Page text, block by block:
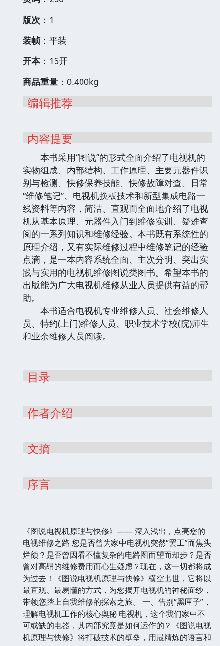
版次 ：1
装帧 ：平装
开本：16开
商品重量 ：0.400kg
编辑推荐
内容提要
本书采用“图说”的形式全面介绍了电视机的
实物组成、内部结构、工作原理、主要元器件识
别与检测、快修保养技能、快修故障对查、日常
“维修笔记”、电视机换板技术和新型集成电路一
线资料等内容，简洁、直观而全面地介绍了电视
机从基本原理、元器件入门到维修实训、疑难查
阅的一系列知识和维修经验。本书既有系统性的
原理介绍，又有实际维修过程中维修笔记的经验
点滴，是一本内容系统全面、主次分明、突出实
践与实用的电视机维修图说类图书。希望本书的
出版能为广大电视机维修从业人员提供有益的帮
助。
本书适合电视机专业维修人员、社会维修人
员、特约(上门)维修人员、职业技术学校(院)师生
和业余维修人员阅读。
目录
作者介绍
文摘
序言
《图说电视机原理与快修》—— 深入浅出，点亮您的
电视维修之路 您是否曾为家中电视机突然“罢工”而焦头
烂额？是否曾因看不懂复杂的电路图而望而却步？是否
曾对高昂的维修费用而心生疑虑？现在，这一切都将成
为过去！《图说电视机原理与快修》横空出世，它将以
最直观、最易懂的方式，为您揭开电视机的神秘面纱，
带领您踏上自我维修的探索之旅。 一、告别“黑匣子”，
理解电视机工作的核心奥秘 电视机，这个我们家中不
可或缺的电器，其内部究竟是如何运作的？《图说电视
机原理与快修》将打破技术的壁垒，用最精炼的语言和